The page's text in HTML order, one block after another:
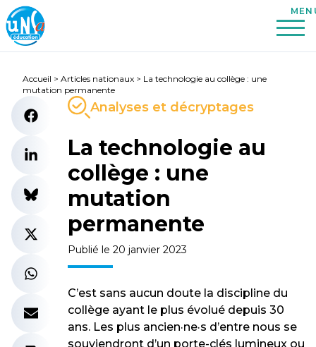
Accueil > Articles nationaux > La technologie au collège : une
mutation permanente
Analyses et décryptages
La technologie au
collège : une
mutation
permanente
Publié le 20 janvier 2023
C’est sans aucun doute la discipline du
collège ayant le plus évolué depuis 30
ans. Les plus ancien·ne·s d’entre nous se
souviendront d’un porte-clés lumineux ou